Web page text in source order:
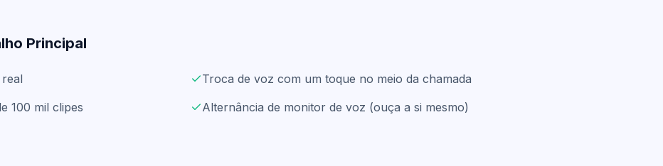
Principal
Troca de voz com um toque no meio da chamada
100 mil clipes
Alternância de monitor de voz (ouça a si mesmo)